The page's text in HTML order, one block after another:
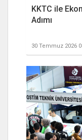
KKTC ile
Adımı
30 Temmuz 2026